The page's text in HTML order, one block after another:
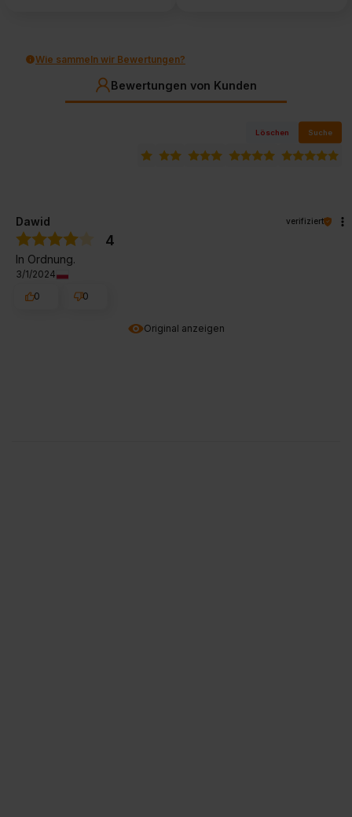
Wie sammeln wir Bewertungen?
Bewertungen von Kunden
Löschen Suche
Original anzeigen
Dawid verifiziert
4
In Ordnung.
3/1/2024
0
0